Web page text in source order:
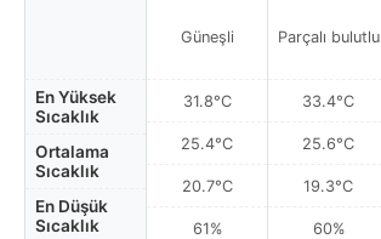
En Yüksek
Sıcaklık
Ortalama
Sıcaklık
En Düşük
Sıcaklık
Güneşli
31.8°C
25.4°C
20.7°C
61%
Parçalı bulutlu
33.4°C
25.6°C
19.3°C
60%